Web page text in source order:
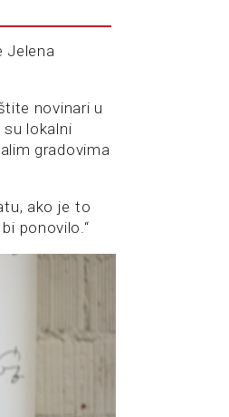
Jelena
novinari u
su lokalni
gradovima
ako je to
ponovilo.“